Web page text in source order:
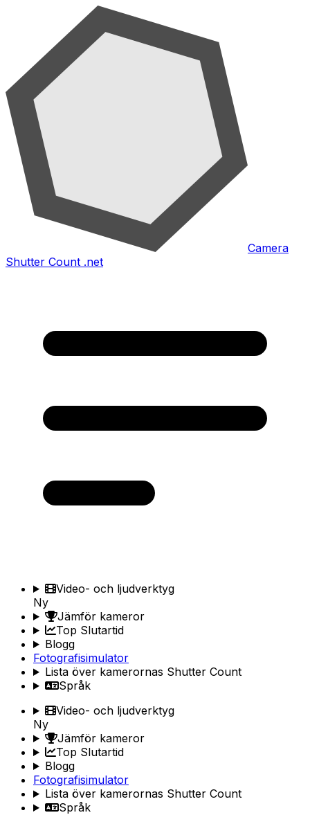
Camera
Shutter Count .net
Video- och ljudverktyg
Ny
Jämför kameror
Top Slutartid
Blogg
Fotografisimulator
Lista över kamerornas Shutter Count
Språk
Video- och ljudverktyg
Ny
Jämför kameror
Top Slutartid
Blogg
Fotografisimulator
Lista över kamerornas Shutter Count
Språk